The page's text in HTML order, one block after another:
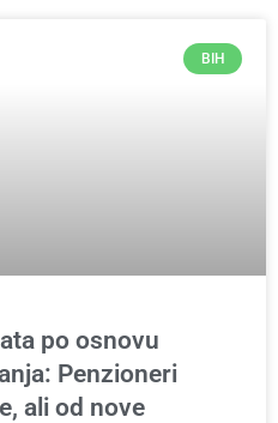
BIH
po osnovu
Penzioneri
ali od nove